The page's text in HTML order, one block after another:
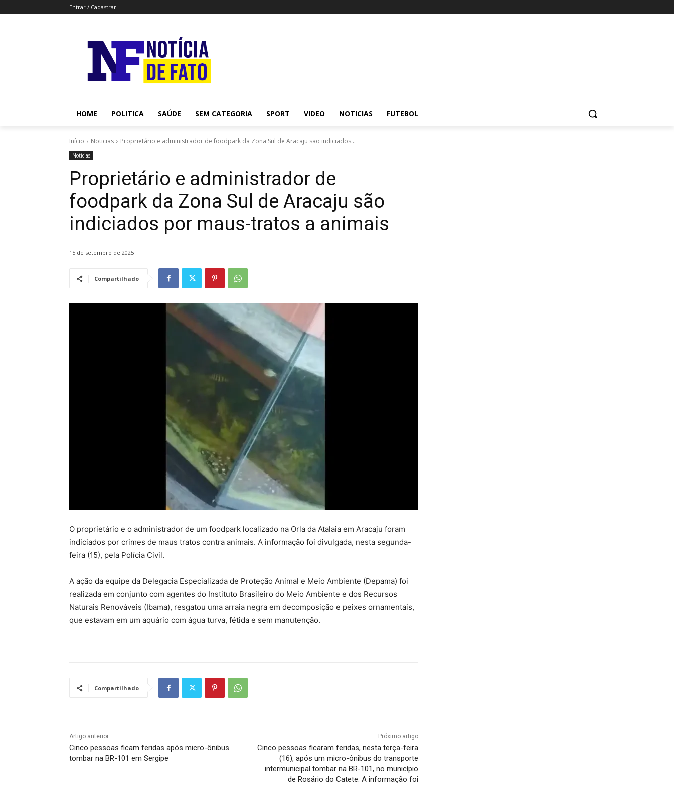
Entrar / Cadastrar
HOME POLITICA SAÚDE SEM CATEGORIA SPORT VIDEO NOTICIAS FUTEBOL
Início Noticias Proprietário e administrador de foodpark da Zona Sul de Aracaju são indiciados...
Noticias
Proprietário e administrador de
foodpark da Zona Sul de Aracaju são
indiciados por maus-tratos a animais
15 de setembro de 2025
Compartilhado
O proprietário e o administrador de um foodpark localizado na Orla da Atalaia em Aracaju foram
indiciados por crimes de maus tratos contra animais. A informação foi divulgada, nesta segunda-
feira (15), pela Polícia Civil.
A ação da equipe da Delegacia Especializada de Proteção Animal e Meio Ambiente (Depama) foi
realizada em conjunto com agentes do Instituto Brasileiro do Meio Ambiente e dos Recursos
Naturais Renováveis (Ibama), resgatou uma arraia negra em decomposição e peixes ornamentais,
que estavam em um aquário com água turva, fétida e sem manutenção.
Compartilhado
Artigo anterior
Cinco pessoas ficam feridas após micro-ônibus
tombar na BR-101 em Sergipe
Próximo artigo
Cinco pessoas ficaram feridas, nesta terça-feira
(16), após um micro-ônibus do transporte
intermunicipal tombar na BR-101, no município
de Rosário do Catete. A informação foi